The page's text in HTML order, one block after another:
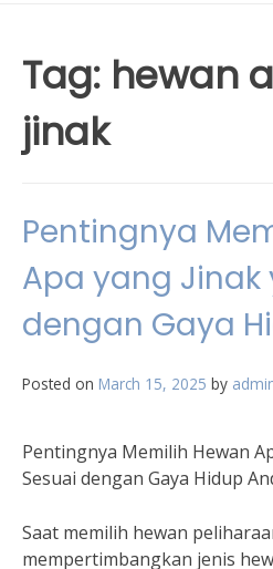
Tag: hewan
jinak
Pentingnya
Apa yang Jinak
dengan Gaya
Posted on March 15, 2025 by
Pentingnya Memilih Hewan
Sesuai dengan Gaya Hidup
Saat memilih hewan
mempertimbangkan jenis